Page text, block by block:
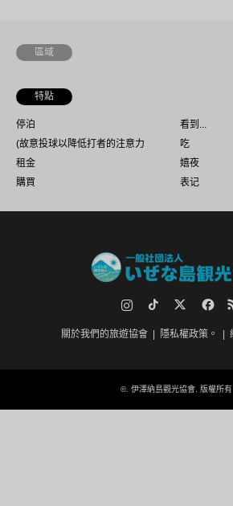
區域
特點
停泊
看到...
(故意投球以降低打者的注意力
吃
租金
嬉夜
購買
表记
臉書 RSS
關於我們的旅遊協會 隱私權政策。
©. 伊澤納島觀光協會. 版權所有